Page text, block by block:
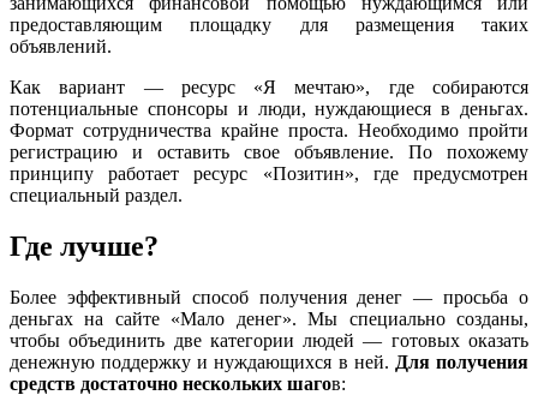
предоставляющим площадку для размещения таких
объявлений.
Как вариант — ресурс «Я мечтаю», где собираются
потенциальные спонсоры и люди, нуждающиеся в деньгах.
Формат сотрудничества крайне проста. Необходимо пройти
регистрацию и оставить свое объявление. По похожему
принципу работает ресурс «Позитин», где предусмотрен
специальный раздел.
Где лучше?
Более эффективный способ получения денег — просьба о
деньгах на сайте «Мало денег». Мы специально созданы,
чтобы объединить две категории людей — готовых оказать
денежную поддержку и нуждающихся в ней. Для получения
средств достаточно нескольких шагов: